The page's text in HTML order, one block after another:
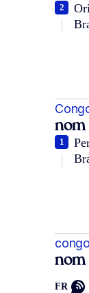
2
1
nom
FR